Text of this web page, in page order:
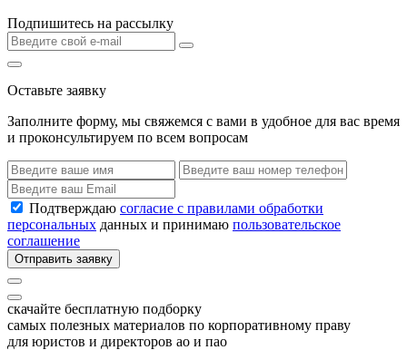
Подпишитесь на рассылку
Оставьте заявку
Заполните форму, мы свяжемся с вами в удобное для вас время
и проконсультируем по всем вопросам
Подтверждаю согласие с правилами обработки
персональных данных и принимаю пользовательское
соглашение
Отправить заявку
скачайте бесплатную подборку
самых полезных материалов по корпоративному праву
для юристов и директоров ао и пао